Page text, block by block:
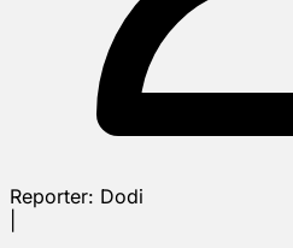
Reporter: Dodi